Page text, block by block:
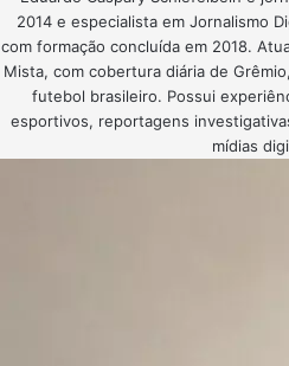
2014 e especialista em Jornalismo
com formação concluída em 2018.
Mista, com cobertura diária de
futebol brasileiro. Possui
esportivos, reportagens
mídias